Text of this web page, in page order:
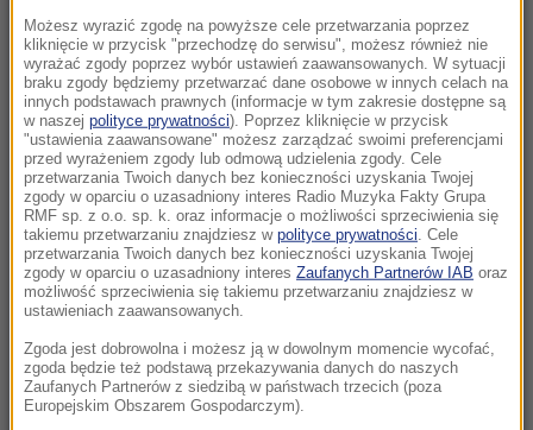
„Gry o tron” w szczerym wyznaniu
12:18
Ostatni lot brytyjskich lotników. Świnoujski las
odkrywa tajemnicę sprzed lat
11:57
Historyczny rekord upałów pod Tatrami. Kiedy
się ochłodzi?
11:54
Polak zmarł po interwencji policji. Jest wiele
pytań i śledztwo prokuratury
11:49
Rekordowa rekrutacja w szkołach i na
Możesz wyrazić zgodę na powyższe cele przetwarzania poprzez
kliknięcie w przycisk "przechodzę do serwisu", możesz również nie
wyrażać zgody poprzez wybór ustawień zaawansowanych. W sytuacji
braku zgody będziemy przetwarzać dane osobowe w innych celach na
innych podstawach prawnych (informacje w tym zakresie dostępne są
w naszej polityce prywatności). Poprzez kliknięcie w przycisk
"ustawienia zaawansowane" możesz zarządzać swoimi preferencjami
przed wyrażeniem zgody lub odmową udzielenia zgody. Cele
przetwarzania Twoich danych bez konieczności uzyskania Twojej
zgody w oparciu o uzasadniony interes Radio Muzyka Fakty Grupa
RMF sp. z o.o. sp. k. oraz informacje o możliwości sprzeciwienia się
takiemu przetwarzaniu znajdziesz w polityce prywatności . Cele
przetwarzania Twoich danych bez konieczności uzyskania Twojej
zgody w oparciu o uzasadniony interes Zaufanych Partnerów IAB oraz
możliwość sprzeciwienia się takiemu przetwarzaniu znajdziesz w
ustawieniach zaawansowanych.
Zgoda jest dobrowolna i możesz ją w dowolnym momencie wycofać,
zgoda będzie też podstawą przekazywania danych do naszych
Zaufanych Partnerów z siedzibą w państwach trzecich (poza
Europejskim Obszarem Gospodarczym).